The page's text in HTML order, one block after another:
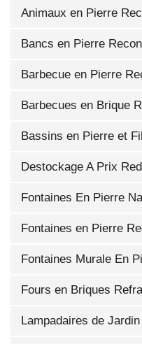
Animaux en Pierre
Bancs en Pierre
Barbecue en Pierre
Barbecues en Brique
Bassins en Pierre et
Destockage A Prix
Fontaines En Pierre
Fontaines en Pierre
Fontaines Murale En
Fours en Briques
Lampadaires de Jardin